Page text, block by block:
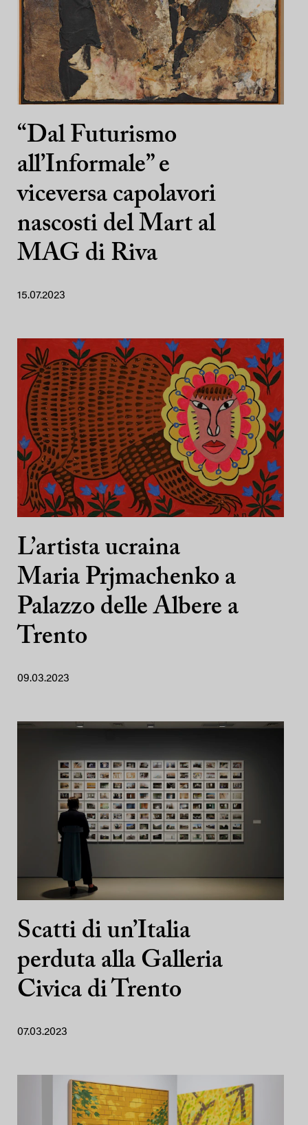
“Dal Futurismo
all’Informale” e
viceversa capolavori
nascosti del Mart al
MAG di Riva
15.07.2023
L’artista ucraina
Maria Prjmachenko a
Palazzo delle Albere a
Trento
09.03.2023
Scatti di un’Italia
perduta alla Galleria
Civica di Trento
07.03.2023